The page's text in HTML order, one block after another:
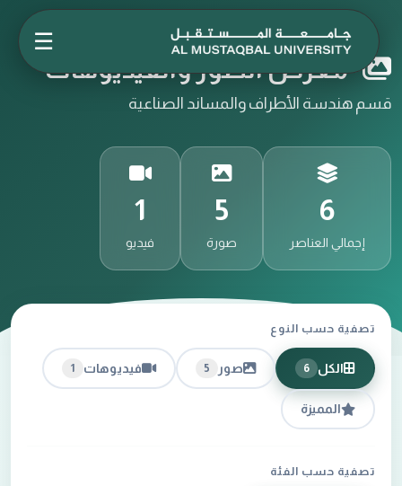
☰
معرض الصور والفيديوهات
قسم هندسة الأطراف والمساند الصناعية
6
إجمالي العناصر
5
صورة
1
فيديو
تصفية حسب النوع
الكل 6 صور 5 فيديوهات 1
المميزة
تصفية حسب الفئة